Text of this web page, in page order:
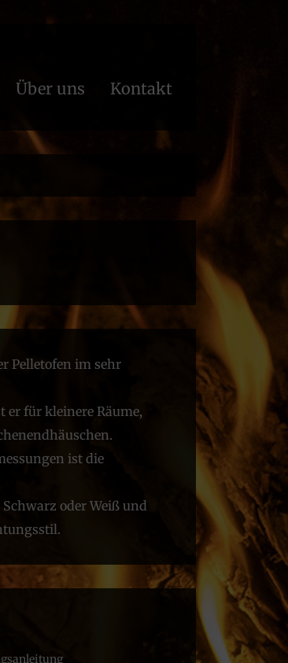
Über uns Kontakt
Pelletofen im sehr
er für kleinere Räume,
ist die
oder Weiß und